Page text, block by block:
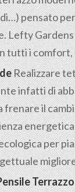
pensato
Lefty
tutti i comfort,
Realizzare
infatti di
frenare il
per
Terrazzo